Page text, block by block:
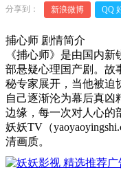
分享到： 新浪微博 QQ
00:00/0:00
捕心师 剧情简介
《捕心师》是由国内
部悬疑心理国产剧。故
秘专家展开，当他被迫
自己逐渐沦为幕后真凶
边缘，每一次对人心的
妖妖TV（
清画质。